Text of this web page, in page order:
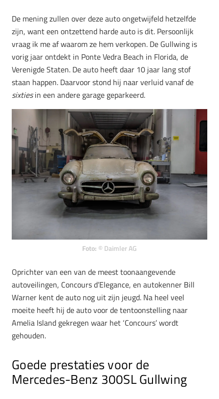
De mening zullen over deze auto ongetwijfeld hetzelfde
zijn, want een ontzettend harde auto is dit. Persoonlijk
vraag ik me af waarom ze hem verkopen. De Gullwing is
vorig jaar ontdekt in Ponte Vedra Beach in Florida, de
Verenigde Staten. De auto heeft daar 10 jaar lang stof
staan happen. Daarvoor stond hij naar verluid vanaf de
sixtiesin een andere garage geparkeerd.
Foto: © Daimler AG
Oprichter van een van de meest toonaangevende
autoveilingen, Concours d’Elegance, en autokenner Bill
Warner kent de auto nog uit zijn jeugd. Na heel veel
moeite heeft hij de auto voor de tentoonstelling naar
Amelia Island gekregen waar het ‘Concours’ wordt
gehouden.
Goede prestaties voor de
Mercedes-Benz 300SL Gullwing